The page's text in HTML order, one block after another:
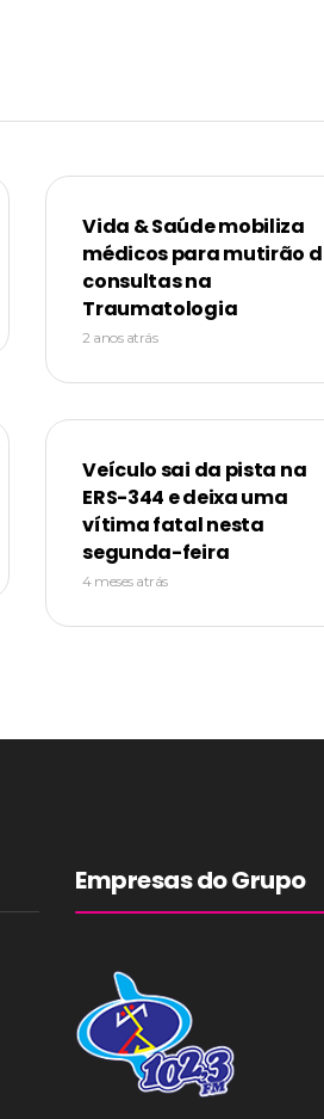
Vida & Saúde mobiliza
médicos para mutirão
consultas na
Traumatologia
2 anos atrás
Veículo sai da pista na
ERS-344 e deixa uma
vítima fatal nesta
segunda-feira
4 meses atrás
Empresas do Grupo